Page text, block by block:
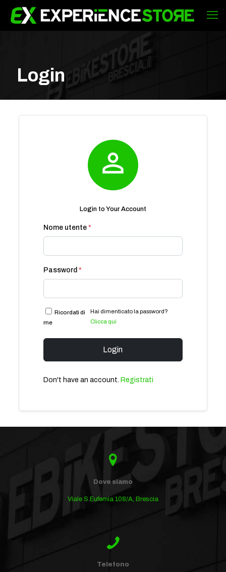
Login

Login to Your Account
Nome utente *
Password *
Ricordati di
me
Hai dimenticato la password?
Clicca qui
Login
Don't have an account. Registrati
Dove siamo
Viale S.Eufemia 108/A, Brescia
Telefono